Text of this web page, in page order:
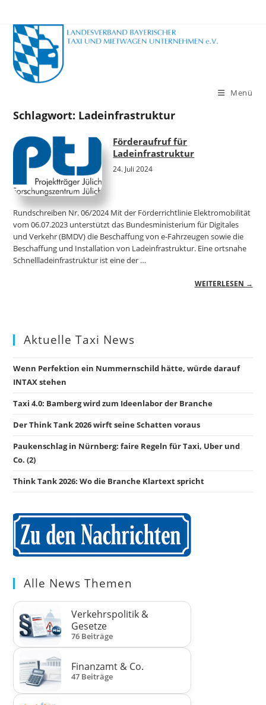
Inhalt
springen
Menü
Schlagwort: Ladeinfrastruktur
Förderaufruf für
Ladeinfrastruktur
24. Juli 2024
Rundschreiben Nr. 06/2024 Mit der Förderrichtlinie Elektromobilität
vom 06.07.2023 unterstützt das Bundesministerium für Digitales
und Verkehr (BMDV) die Beschaffung von e-Fahrzeugen sowie die
Beschaffung und Installation von Ladeinfrastruktur. Eine ortsnahe
Schnellladeinfrastruktur ist eine der …
WEITERLESEN →
Aktuelle Taxi News
Wenn Perfektion ein Nummernschild hätte, würde darauf
INTAX stehen
Taxi 4.0: Bamberg wird zum Ideenlabor der Branche
Der Think Tank 2026 wirft seine Schatten voraus
Paukenschlag in Nürnberg: faire Regeln für Taxi, Uber und
Co. (2)
Think Tank 2026: Wo die Branche Klartext spricht
Alle News Themen
Verkehrspolitik &
Gesetze
76 Beiträge
Finanzamt & Co.
47 Beiträge